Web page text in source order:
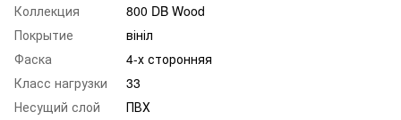
Коллекция
800 DB Wood
Покрытие
вініл
Фаска
4-х сторонняя
Класс нагрузки
33
Несущий слой
ПВХ